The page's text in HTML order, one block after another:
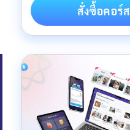
สั่งซื้อคอร์ส